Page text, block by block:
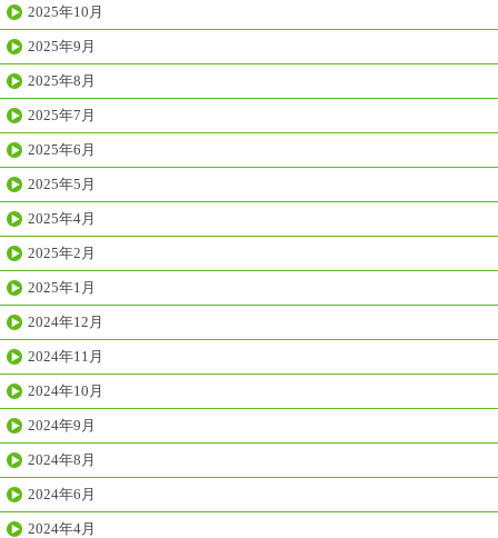
2025年10月
2025年9月
2025年8月
2025年7月
2025年6月
2025年5月
2025年4月
2025年2月
2025年1月
2024年12月
2024年11月
2024年10月
2024年9月
2024年8月
2024年6月
2024年4月